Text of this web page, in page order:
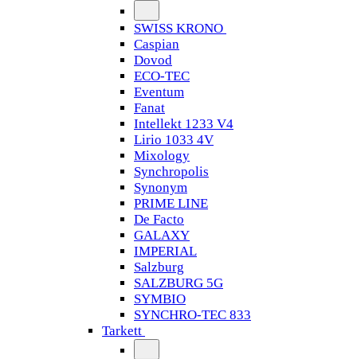
SWISS KRONO
Caspian
Dovod
ECO-TEC
Eventum
Fanat
Intellekt 1233 V4
Lirio 1033 4V
Mixology
Synchropolis
Synonym
PRIME LINE
De Facto
GALAXY
IMPERIAL
Salzburg
SALZBURG 5G
SYMBIO
SYNCHRO-TEC 833
Tarkett